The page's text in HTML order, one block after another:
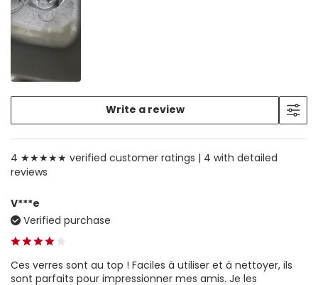
Write a review
4 ★★★★★ verified customer ratings | 4 with detailed
reviews
V***e
Verified purchase
Ces verres sont au top ! Faciles à utiliser et à nettoyer, ils
sont parfaits pour impressionner mes amis. Je les